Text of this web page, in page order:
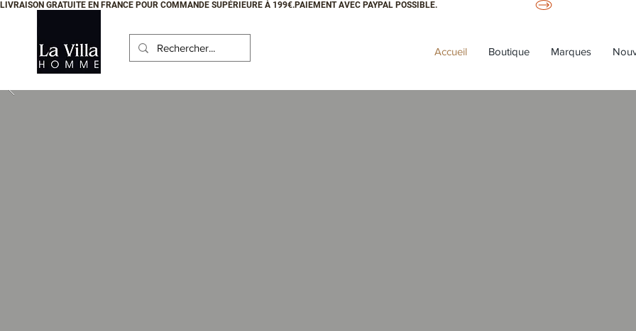
Accueil Boutique Marques
LIVRAISON GRATUITE EN FRANCE POUR COMMANDE SUPÉRIEURE À 199€.PAIEMENT AVEC PAYPAL POSSIBLE.